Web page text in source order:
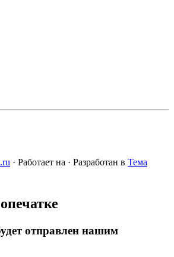
· Работает на · Разработан в Тема
отправлен нашим